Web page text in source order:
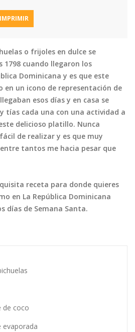
Vegetarian…
IMPRIMIR
o frijoles en dulce se
1798 cuando llegaron los
Dominicana y es que este
en un icono de representación de
esos días y en casa se
tías cada una con una actividad a
delicioso platillo. Nunca
de realizar y es que muy
tantos me hacia pesar que
receta para donde quieres
en La República Dominicana
días de Semana Santa.
de coco
evaporada